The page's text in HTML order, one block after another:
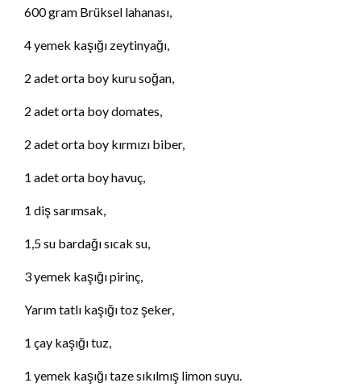
600 gram Brüksel lahanası,
4 yemek kaşığı zeytinyağı,
2 adet orta boy kuru soğan,
2 adet orta boy domates,
2 adet orta boy kırmızı biber,
1 adet orta boy havuç,
1 diş sarımsak,
1,5 su bardağı sıcak su,
3 yemek kaşığı pirinç,
Yarım tatlı kaşığı toz şeker,
1 çay kaşığı tuz,
1 yemek kaşığı taze sıkılmış limon suyu.